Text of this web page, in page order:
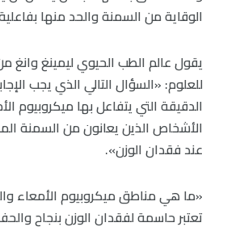
الوقاية من السمنة والحد منها
يقول عالم الطب الحيوي ليمينغ وانغ
للعلوم: «السؤال التالي الذي يجب
الدقيقة التي يتفاعل بها ميكروبيوم
الأشخاص الذين يعانون من السمنة
عند فقدان الوزن».
«ما هي مناطق ميكروبيوم الأمعاء
تعتبر حاسمة لفقدان الوزن بنجاح